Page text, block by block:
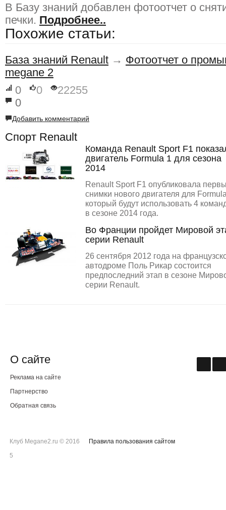
В Базу знаний добавлен фотоотчет о
печки. Подробнее..
Похожие статьи:
База знаний Renault → Фотоотчет о
megane 2
0
0
22255
0
Добавить комментарий
Спорт Renault
Команда Renault Sport F1
двигатель Formula 1 для сезона
2014
Renault Sport F1 опубликовала
снимки нового двигателя для
который будут использовать 4
в сезоне 2014 года.
Во Франции пройдет Мировой
серии Renault
26 сентября 2012 года на
автодроме Поль Рикар состоится
предпоследний этап в сезоне
серии Renault.
О сайте
Реклама на сайте
Партнерство
Обратная связь
Клуб Megane2.ru © 2016
Правила пользования сайтом
5